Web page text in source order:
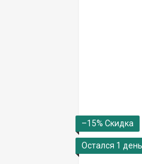
–15%
Остался 1 день